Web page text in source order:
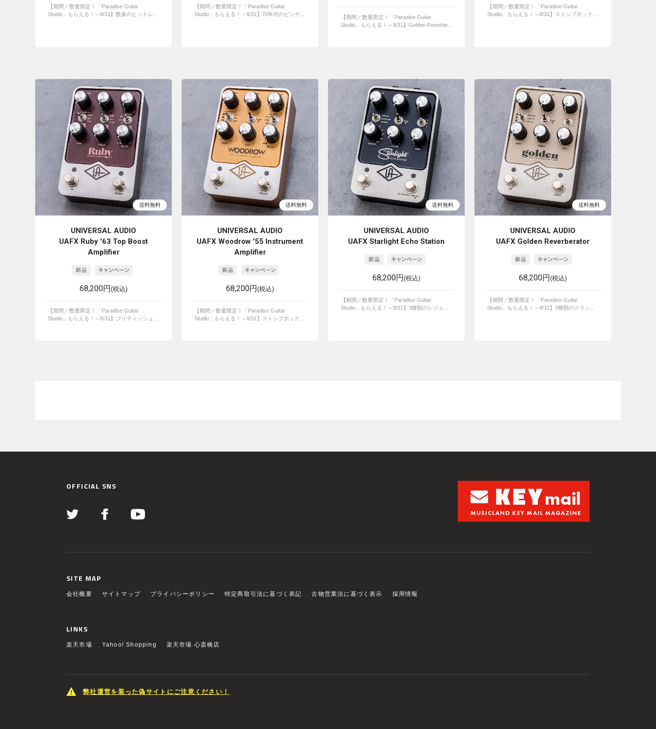
【期間／数量限定！「Paradise Guitar
Studio」もらえる！～8/31】数多のヒットレ...
【期間／数量限定！「Paradise Guitar
Studio」もらえる！～8/31】70年代のビンテ...
【期間／数量限定！「Paradise Guitar
Studio」もらえる！～8/31】Golden Reverbe...
【期間／数量限定！「Paradise Guitar
Studio」もらえる！～8/31】ストンプボック...
UNIVERSAL AUDIO
UAFX Ruby '63 Top Boost
Amplifier
68,200円(税込)
【期間／数量限定！「Paradise Guitar
Studio」もらえる！～8/31】ブリティッシュ...
UNIVERSAL AUDIO
UAFX Woodrow '55 Instrument
Amplifier
68,200円(税込)
【期間／数量限定！「Paradise Guitar
Studio」もらえる！～8/31】ストンプボック...
UNIVERSAL AUDIO
UAFX Starlight Echo Station
68,200円(税込)
【期間／数量限定！「Paradise Guitar
Studio」もらえる！～8/31】3種類のレジェ...
UNIVERSAL AUDIO
UAFX Golden Reverberator
68,200円(税込)
【期間／数量限定！「Paradise Guitar
Studio」もらえる！～8/31】3種類のクラシ...
OFFICIAL SNS
SITE MAP
会社概要 サイトマップ プライバシーポリシー 特定商取引法に基づく表記 古物営業法に基づく表示 採用情報
LINKS
楽天市場 Yahoo! Shopping 楽天市場 心斎橋店
弊社運営を装った偽サイトにご注意ください！